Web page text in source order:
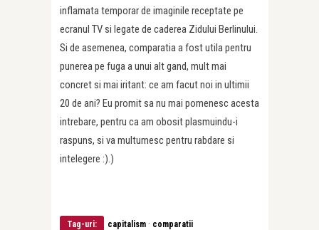
inflamata temporar de imaginile receptate pe
ecranul TV si legate de caderea Zidului Berlinului.
Si de asemenea, comparatia a fost utila pentru
punerea pe fuga a unui alt gand, mult mai
concret si mai iritant: ce am facut noi in ultimii
20 de ani? Eu promit sa nu mai pomenesc acesta
intrebare, pentru ca am obosit plasmuindu-i
raspuns, si va multumesc pentru rabdare si
intelegere :).)
Tag-uri: capitalism · comparatii